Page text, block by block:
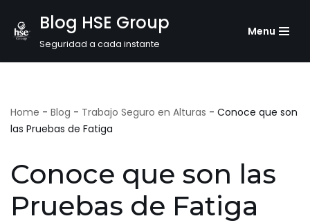
Saltar
Blog HSE Group
Seguridad a cada instante
Menu
Home - Blog - Trabajo Seguro en Alturas - Conoce que son
las Pruebas de Fatiga
Conoce que son las
Pruebas de Fatiga